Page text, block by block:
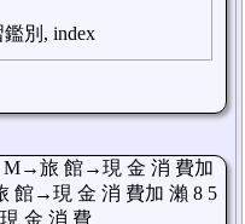
別, index
M→旅 館→現 金 消 費加
館→現 金 消 費加 瀨 8 5
金 消 費